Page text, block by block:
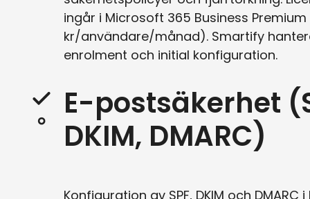
ingår i Microsoft 365 Business
kr/användare/månad). Smartify
enrolment och initial konfiguration.
E-postsäkerhet
DKIM, DMARC)
Konfiguration av SPF, DKIM och DMARC